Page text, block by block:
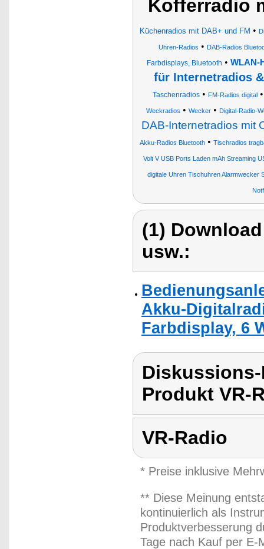
Kofferradio
Küchenradios mit DAB+ und FM •
Uhren-Radios • DAB-Radios
Farbdisplays, Bluetooth • WLAN-
für Internetradios
Taschenradios • FM-Radios digital
Weckradios • Wecker• Digital-Radio-
DAB-Internetradios mit
Akku-Radios Bluetooth • Tischradios
Volt V USB Ports Laden mAh Streaming
digitale Uhren Tischuhren Alarmwecker
(1)
usw.:
Akku-
Farbdisplay, 6
Produkt VR-
VR-Radio
* Preise inklusive
** Diese Meinung
kontinuierlich als
Produktverbesserung
Tage nach Kauf per E-